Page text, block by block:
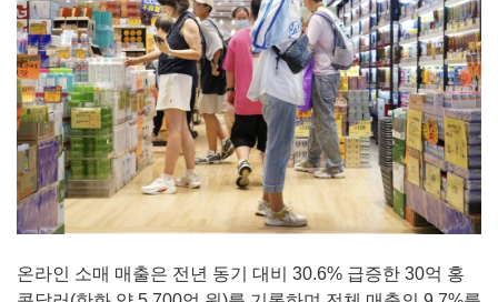
온라인 소매 매출은 전년 동기 대비 30.6% 급증한 30억 홍